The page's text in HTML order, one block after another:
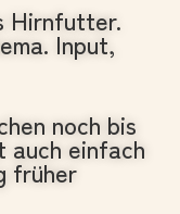
Hirnfutter.
Input,
noch bis
auch einfach
früher